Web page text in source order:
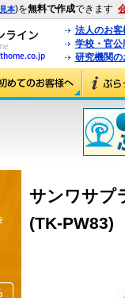
見本)を無料で作成できます
法人のお
学校・官
研究機関
サンワサプ
(TK-PW83)